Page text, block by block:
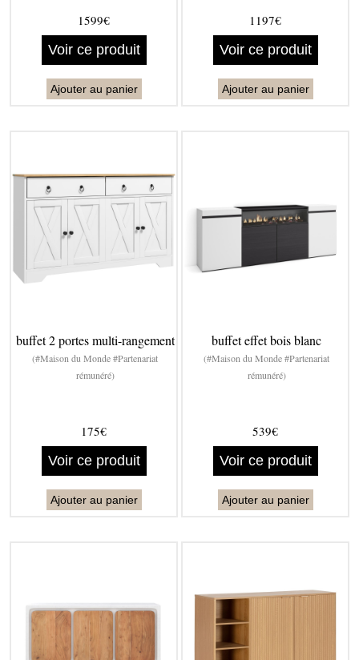
1599€
Voir ce produit
Ajouter au panier
1197€
Voir ce produit
Ajouter au panier
buffet 2 portes multi-rangement
(#Maison du Monde #Partenariat
rémunéré)
175€
Voir ce produit
Ajouter au panier
buffet effet bois blanc
(#Maison du Monde #Partenariat
rémunéré)
539€
Voir ce produit
Ajouter au panier